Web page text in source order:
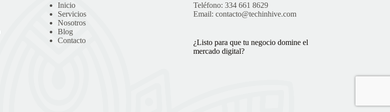
Inicio
Servicios
Nosotros
Blog
Contacto
Teléfono: 334 661 8629
Email: contacto@techinhive.com
¿Listo para que tu negocio domine el
mercado digital?